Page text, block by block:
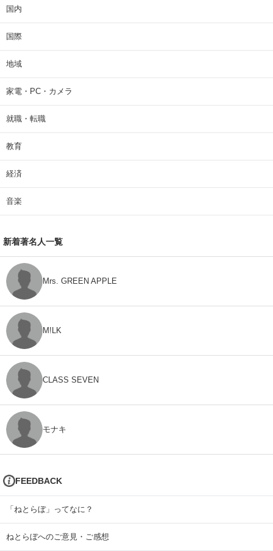
国内
国際
地域
家電・PC・カメラ
就職・転職
教育
経済
音楽
新着著名人一覧
Mrs. GREEN APPLE
M!LK
CLASS SEVEN
モナキ
FEEDBACK
「ねとらぼ」ってなに？
ねとらぼへのご意見・ご感想